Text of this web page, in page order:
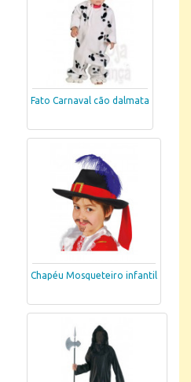
Fato Carnaval cão dalmata
Chapéu Mosqueteiro infantil